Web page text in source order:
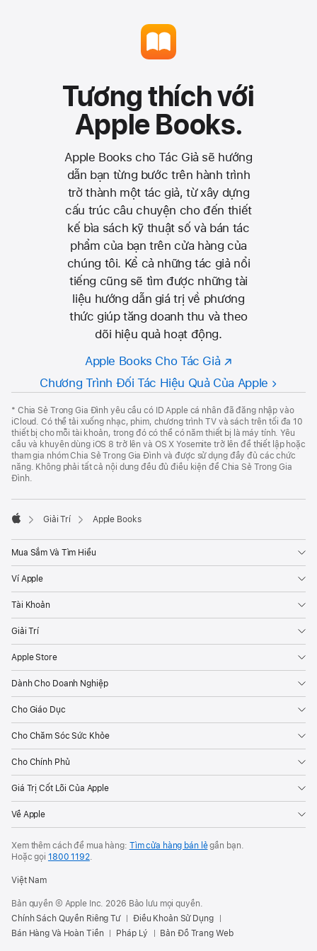
kiếm hoặc vào App Store tìm Apple Books.
trong Apple Books của bạn.
Tương thích với
Apple Books.
Apple Books cho Tác Giả sẽ hướng
dẫn bạn từng bước trên hành trình
trở thành một tác giả, từ xây dựng
cấu trúc câu chuyện cho đến thiết
kế bìa sách kỹ thuật số và bán tác
phẩm của bạn trên cửa hàng của
chúng tôi. Kể cả những tác giả nổi
tiếng cũng sẽ tìm được những tài
liệu hướng dẫn giá trị về phương
thức giúp tăng doanh thu và theo
dõi hiệu quả hoạt động.
Apple Books Cho Tác Giả
Chương Trình Đối Tác Hiệu Quả Của Apple
Thích
Của
Apple
* Chia Sẻ Trong Gia Đình yêu cầu có ID Apple cá nhân đã đăng nhập vào
iCloud. Có thể tải xuống nhạc, phim, chương trình TV và sách trên tối đa 10
thiết bị cho mỗi tài khoản, trong đó có thể có năm thiết bị là máy tính. Yêu
cầu và khuyên dùng iOS 8 trở lên và OS X Yosemite trở lên để thiết lập hoặc
tham gia nhóm Chia Sẻ Trong Gia Đình và được sử dụng đầy đủ các chức
năng. Không phải tất cả nội dung đều đủ điều kiện để Chia Sẻ Trong Gia
Đình.

Giải Trí Apple Books
Mua Sắm Và Tìm Hiểu
Ví Apple
Tài Khoản
Giải Trí
Apple Store
Dành Cho Doanh Nghiệp
Cho Giáo Dục
Cho Chăm Sóc Sức Khỏe
Cho Chính Phủ
Giá Trị Cốt Lõi Của Apple
Về Apple
Xem thêm cách để mua hàng: Tìm cửa hàng bán lẻgần bạn.
Hoặc gọi 1800 1192.
Việt Nam
Bản quyền © Apple Inc. 2026 Bảo lưu mọi quyền.
Chính Sách Quyền Riêng Tư
Điều Khoản Sử Dụng
Bán Hàng Và Hoàn Tiền
Pháp Lý Bản Đồ Trang Web